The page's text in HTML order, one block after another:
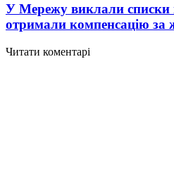
У Мережу виклали списки
отримали компенсацію за
Читати коментарі